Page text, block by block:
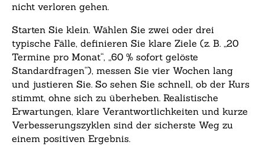
nicht verloren gehen.
Starten Sie klein. Wählen Sie zwei oder drei
typische Fälle, definieren Sie klare Ziele (z. B. „20
Termine pro Monat“, „60 % sofort gelöste
Standardfragen“), messen Sie vier Wochen lang
und justieren Sie. So sehen Sie schnell, ob der Kurs
stimmt, ohne sich zu überheben. Realistische
Erwartungen, klare Verantwortlichkeiten und kurze
Verbesserungszyklen sind der sicherste Weg zu
einem positiven Ergebnis.